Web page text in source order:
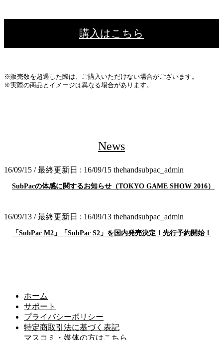
購入はこちら
※販売数を超過した際は、ご購入いただけない場合がございます。
※実際の商品とイメージは異なる場合があります。
News
16/09/15 / 最終更新日 : 16/09/15 thehandsubpac_admin
SubPacの体感に関するお知らせ（TOKYO GAME SHOW 2016）
16/09/13 / 最終更新日 : 16/09/13 thehandsubpac_admin
「SubPac M2」「SubPac S2」を国内発売決定！先行予約開始！
ホーム
サポート
プライバシーポリシー
特定商取引法に基づく表記
マスコミ・媒体の方はこちら